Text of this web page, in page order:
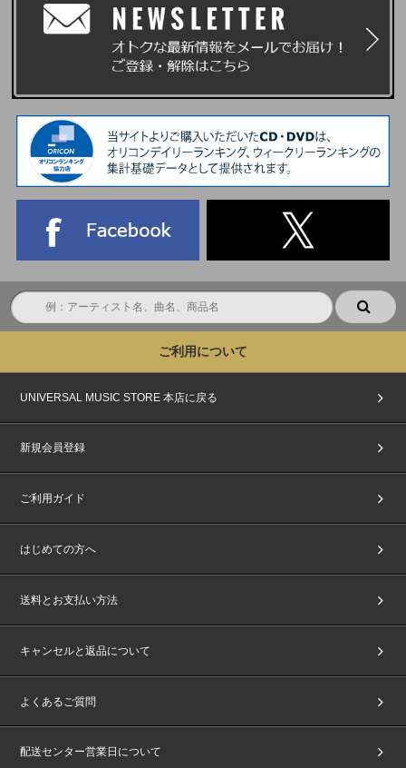
ご利用について
UNIVERSAL MUSIC STORE 本店に戻る
新規会員登録
ご利用ガイド
はじめての方へ
送料とお支払い方法
キャンセルと返品について
よくあるご質問
配送センター営業日について